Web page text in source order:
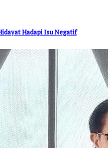
Hadapi Isu Negatif